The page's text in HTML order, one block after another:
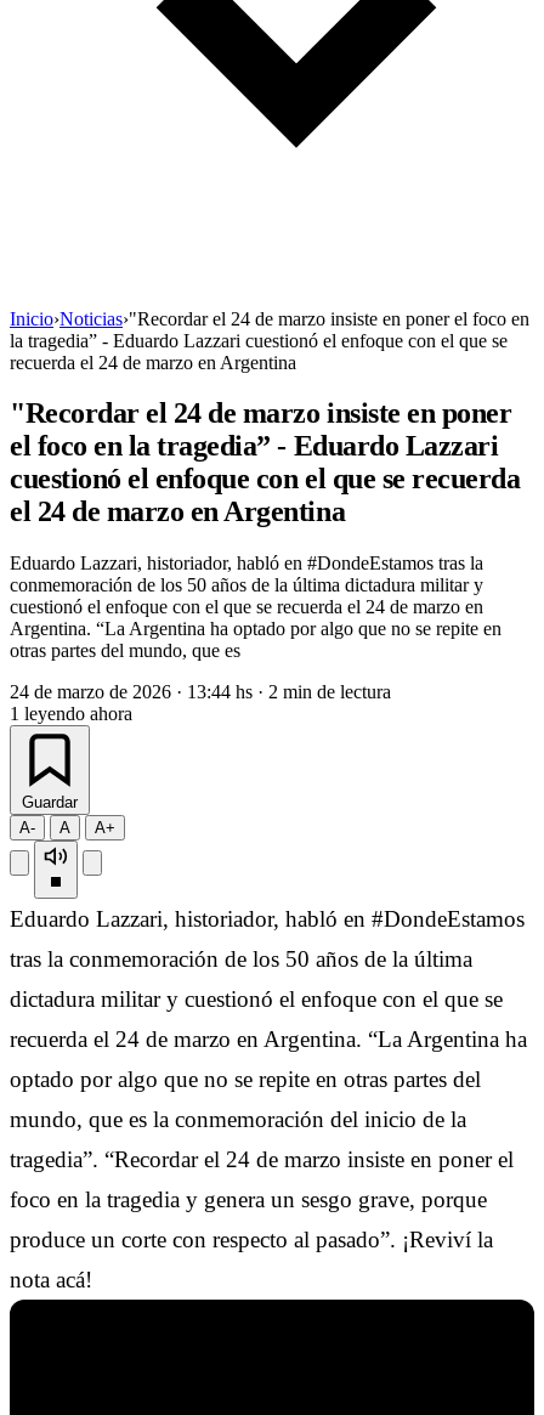
Inicio›Noticias›"Recordar el 24 de marzo insiste en poner el foco en
la tragedia” - Eduardo Lazzari cuestionó el enfoque con el que se
recuerda el 24 de marzo en Argentina
"Recordar el 24 de marzo insiste en poner
el foco en la tragedia” - Eduardo Lazzari
cuestionó el enfoque con el que se recuerda
el 24 de marzo en Argentina
Eduardo Lazzari, historiador, habló en #DondeEstamos tras la
conmemoración de los 50 años de la última dictadura militar y
cuestionó el enfoque con el que se recuerda el 24 de marzo en
Argentina. “La Argentina ha optado por algo que no se repite en
otras partes del mundo, que es
24 de marzo de 2026 · 13:44 hs · 2 min de lectura
1 leyendo ahora
Guardar
A-
A A+
Eduardo Lazzari, historiador, habló en #DondeEstamos
tras la conmemoración de los 50 años de la última
dictadura militar y cuestionó el enfoque con el que se
recuerda el 24 de marzo en Argentina. “La Argentina ha
optado por algo que no se repite en otras partes del
mundo, que es la conmemoración del inicio de la
tragedia”. “Recordar el 24 de marzo insiste en poner el
foco en la tragedia y genera un sesgo grave, porque
produce un corte con respecto al pasado”. ¡Reviví la
nota acá!